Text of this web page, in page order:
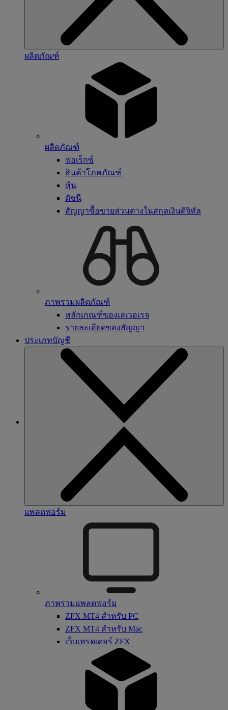
ผลิตภัณฑ์
ผลิตภัณฑ์
ฟอเร็กซ์
สินค้าโภคภัณฑ์
หุ้น
ดัชนี
สัญญาซื้อขายส่วนต่างในสกุลเงินดิจิทัล
ภาพรวมผลิตภัณฑ์
หลักเกณฑ์ของเลเวอเรจ
รายละเอียดของสัญญา
ประเภทบัญชี
แพลตฟอร์ม
ภาพรวมแพลตฟอร์ม
ZFX MT4 สำหรับ PC
ZFX MT4 สำหรับ Mac
เว็บเทรดเดอร์ ZFX